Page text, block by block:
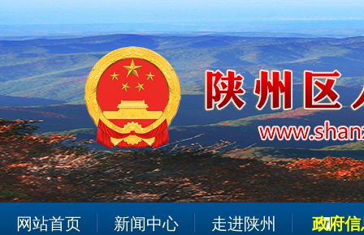
网站首页 新闻中心 走进陕州 政府